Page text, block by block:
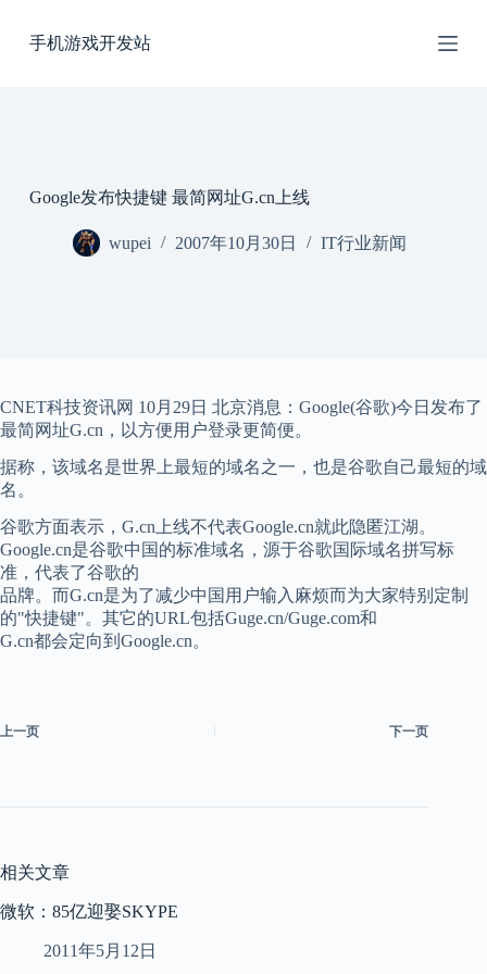
过
手机游戏开发站
Google发布快捷键 最简网址G.cn上线
wupei 2007年10月30日 IT行业新闻
CNET科技资讯网 10月29日 北京消息：Google(谷歌)今日发布了
最简网址G.cn，以方便用户登录更简便。
据称，该域名是世界上最短的域名之一，也是谷歌自己最短的域
名。
谷歌方面表示，G.cn上线不代表Google.cn就此隐匿江湖。
Google.cn是谷歌中国的标准域名，源于谷歌国际域名拼写标
准，代表了谷歌的
品牌。而G.cn是为了减少中国用户输入麻烦而为大家特别定制
的"快捷键"。其它的URL包括Guge.cn/Guge.com和
G.cn都会定向到Google.cn。
上一页 下一页
相关文章
微软：85亿迎娶SKYPE
2011年5月12日